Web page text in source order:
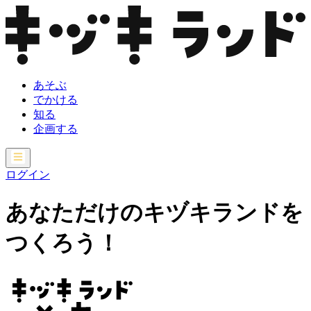
あそぶ
でかける
知る
企画する
ログイン
あなただけのキヅキランドを
つくろう！